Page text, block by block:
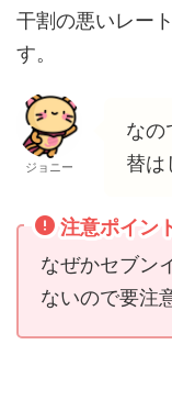
干割の悪いレー
す。
ジョニー
なの
替は
注意ポイン
なぜかセブン
ないので要注